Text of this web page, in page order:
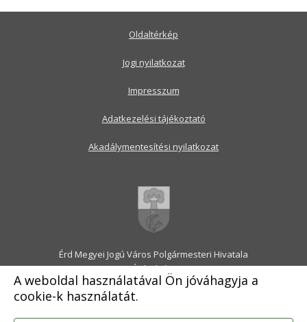
A weboldal használatával Ön jóváhagyja a
cookie-k használatát.
Érd Megyei Jogú Város Polgármesteri Hivatala
2030 Érd, Alsó utca 1.
Levélcím: 2031 Érd, Pf.: 31
E-mail:onkormanyzat@erd.hu
Telefonközpont:06-23-522-300
Oldaltérkép
Jogi nyilatkozat
Impresszum
Adatkezelési tájékoztató
Akadálymentesítési nyilatkozat